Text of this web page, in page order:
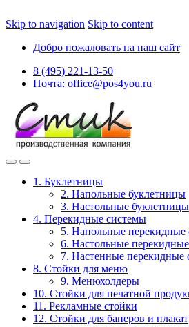
Skip to navigation Skip to content
Добро пожаловать на наш сайт
8 (495) 221-13-50
Почта: office@pos4you.ru
1. Буклетницы
2. Напольные буклетницы
3. Настольные буклетницы
4. Перекидные системы
5. Напольные перекидные
6. Настольные
7. Настенные перекидные
8. Стойки для меню
9. Менюхолдеры
10. Стойки для печатной
11. Рекламные стойки
12. Стойки для банеров и плакат